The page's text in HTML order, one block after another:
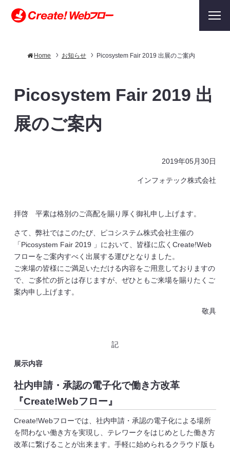
Home お知らせ Picosystem Fair 2019 出展のご案内
Picosystem Fair 2019 出
展のご案内
2019年05月30日
インフォテック株式会社
拝啓 平素は格別のご高配を賜り厚く御礼申し上げます。
さて、弊社ではこのたび、ピコシステム株式会社主催の
「Picosystem Fair 2019 」において、皆様に広くCreate!Web
フローをご案内すべく出展する運びとなりました。
ご来場の皆様にご満足いただける内容をご用意しておりますの
で、ご多忙の折とは存じますが、ぜひともご来場を賜りたくご
案内申し上げます。
敬具
記
展示内容
社内申請・承認の電子化で働き方改革
『Create!Webフロー』
Create!Webフローでは、社内申請・承認の電子化による場所
を問わない働き方を実現し、テレワークをはじめとした働き方
改革に繋げることが出来ます。手軽に始められるクラウド版も